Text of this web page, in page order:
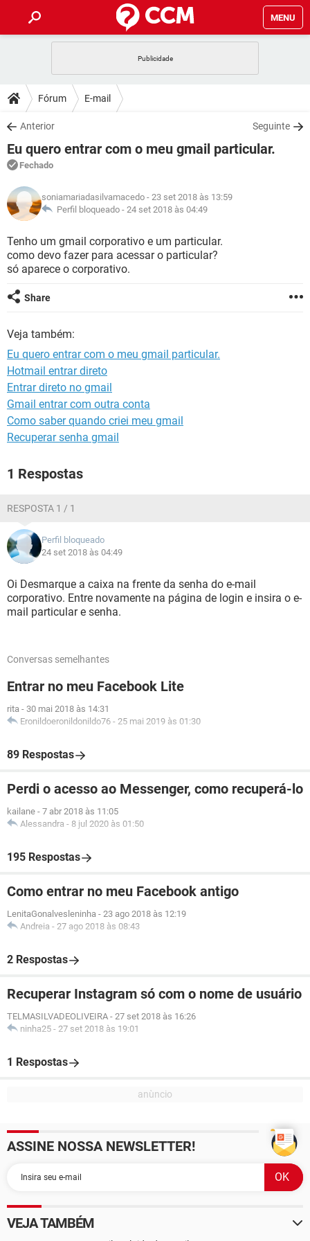
MENU
CELULAR
OUTLOOK
INSTAGRAM GMAIL
GUIA DE COMPRAS
DICAS
JOGOS
OUTLOOK
INSTAGRAM
GUIA DE COMPRAS
DOWNLOADS
JOGOS WHATSAPP
CELULAR
OUTLOOK EXCEL
INSTAGRAM
GUIA DE COMPRAS
FÓRUM
JOGOS
CELULAR FACEBOOK
INSTAGRAM GMAIL
GLOSSÁRIO
JOGOS
CELULAR FACEBOOK
OUTLOOK
INSTAGRAM
Fórum E-mail
Anterior Seguinte
Eu quero entrar com o meu gmail particular.
Fechado
soniamariadasilvamacedo - 23 set 2018 às 13:59
Perfil bloqueado - 24 set 2018 às 04:49
Tenho um gmail corporativo e um particular.
como devo fazer para acessar o particular?
só aparece o corporativo.
Share
Veja também:
Eu quero entrar com o meu gmail particular.
Hotmail entrar direto
Entrar direto no gmail
Gmail entrar com outra conta
Como saber quando criei meu gmail
Recuperar senha gmail
1 Respostas
RESPOSTA 1 / 1
Perfil bloqueado
24 set 2018 às 04:49
Oi Desmarque a caixa na frente da senha do e-mail
corporativo. Entre novamente na página de login e insira o e-
mail particular e senha.
Conversas semelhantes
Entrar no meu Facebook Lite
rita - 30 mai 2018 às 14:31
Eronildoeronildonildo76 - 25 mai 2019 às 01:30
89 Respostas
Perdi o acesso ao Messenger, como recuperá-lo
kailane - 7 abr 2018 às 11:05
Alessandra - 8 jul 2020 às 01:50
195 Respostas
Como entrar no meu Facebook antigo
LenitaGonalvesleninha - 23 ago 2018 às 12:19
Andreia - 27 ago 2018 às 08:43
2 Respostas
Recuperar Instagram só com o nome de usuário
TELMASILVADEOLIVEIRA - 27 set 2018 às 16:26
ninha25 - 27 set 2018 às 19:01
1 Respostas
ASSINE NOSSA NEWSLETTER!
VEJA TAMBÉM